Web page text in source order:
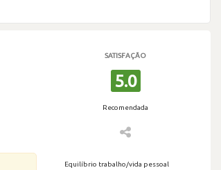
SATISFAÇÃO
5.0
Recomendada
Equilíbrio trabalho/vida pessoal